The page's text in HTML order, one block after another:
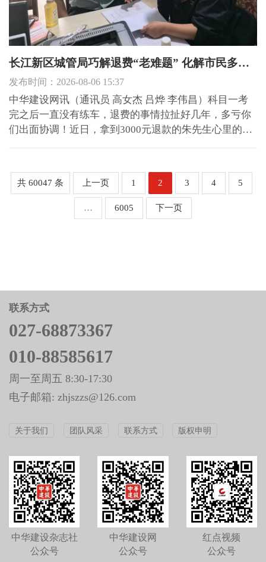
长江新区城管局巧解退费“老难题” 化解市民多年烦心事
发布时间：2026-08-06 15:37
中华建设网讯（通讯员 高女杰 吕烨 李伟昌）科目一考
完之后一直没有练车，退费的事情拉扯好几年，多亏你
们出面协调！近日，拿到3000元退款的朱先生心里的一
仅仅完成了科一，受工作安排影响，一直没能到场练
车，也没有参...
共 60047 条 上一页 1 2 3 4 5
… 6005 下一页
联系方式
027-68873367
010-88585617
周一至周五 8:30-17:30
电子邮箱: zhjszzs@126.com
关于我们 团队风采 联系方式 版权申明
中华建设杂志社
公众号
中华建设网
公众号
红点视频
公众号